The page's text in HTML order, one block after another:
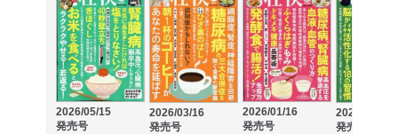
2026/05/15
発売号
2026/03/16
発売号
2026/01/16
発売号
2025/11/14
発売号